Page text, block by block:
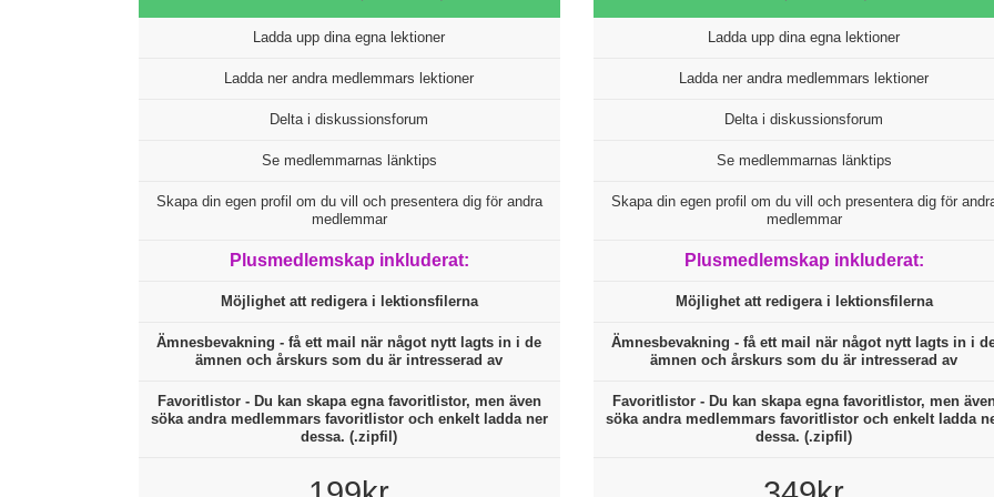
Ladda upp dina egna lektioner
Ladda ner andra medlemmars lektioner
Delta i diskussionsforum
Se medlemmarnas länktips
Skapa din egen profil om du vill och presentera dig för andra
medlemmar
Plusmedlemskap inkluderat:
Möjlighet att redigera i lektionsfilerna
Ämnesbevakning - få ett mail när något nytt lagts in i de
ämnen och årskurs som du är intresserad av
Favoritlistor - Du kan skapa egna favoritlistor, men även
söka andra medlemmars favoritlistor och enkelt ladda ner
dessa. (.zipfil)
Ladda upp dina egna lektioner
Ladda ner andra medlemmars lektioner
Delta i diskussionsforum
Se medlemmarnas länktips
Skapa din egen profil om du vill och presentera dig för
medlemmar
Plusmedlemskap inkluderat:
Möjlighet att redigera i lektionsfilerna
Ämnesbevakning - få ett mail när något nytt lagts in i
ämnen och årskurs som du är intresserad av
Favoritlistor - Du kan skapa egna favoritlistor, men
söka andra medlemmars favoritlistor och enkelt ladda
dessa. (.zipfil)